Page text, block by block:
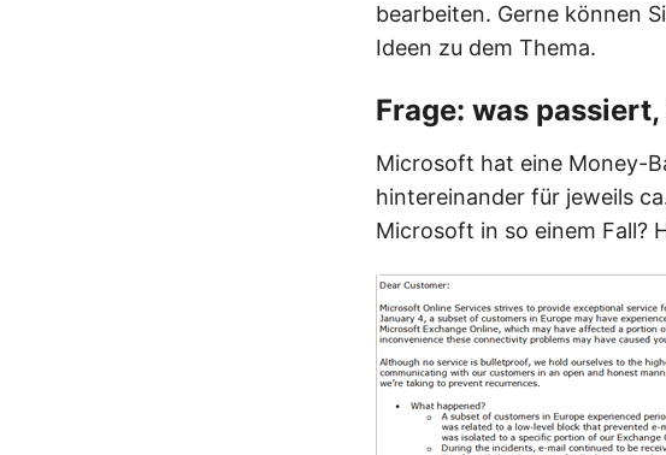
bearbeiten. Gerne können
Ideen zu dem Thema.
Frage: was
Microsoft hat eine Money-
hintereinander für jeweils
Microsoft in so einem Fall?